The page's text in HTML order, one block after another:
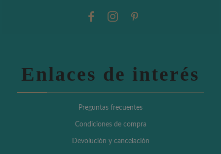
Enlaces de interés
Preguntas frecuentes
Condiciones de compra
Devolución y cancelación